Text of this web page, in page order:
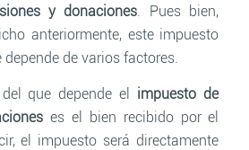
y donaciones. Pues bien,
anteriormente, este impuesto
de varios factores.
que depende el impuesto de
es el bien recibido por el
el impuesto será directamente